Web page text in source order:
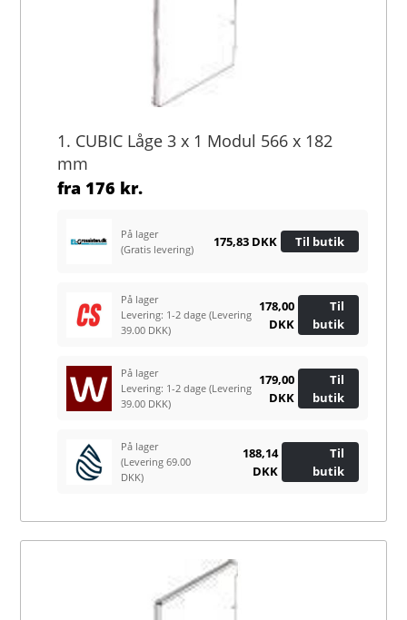
1. CUBIC Låge 3 x 1 Modul 566 x 182
mm
fra 176 kr.
På lager
(Gratis levering)
175,83 DKK Til butik
På lager
Levering: 1-2 dage(Levering
39.00 DKK)
178,00
DKK
Til
butik
På lager
Levering: 1-2 dage(Levering
39.00 DKK)
179,00
DKK
Til
butik
På lager
(Levering 69.00
DKK)
188,14
DKK
Til
butik